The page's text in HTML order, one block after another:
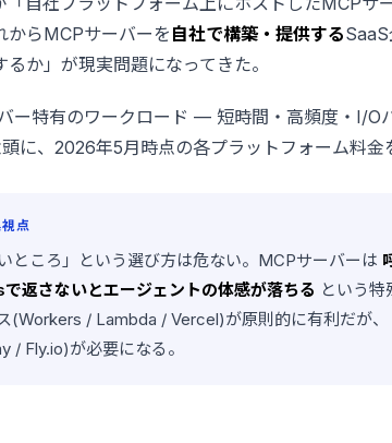
からMCPサーバーを 自社で構築・提供する
か」が現実問題になってきた。
ー特有のワークロード — 短時間・高頻度・I/O
に、2026年5月時点の各プラットフォーム料金
点
ところ」という選び方は危ない。MCPサーバーは
返さないとエージェントの体感が落ちる という
(Workers / Lambda / Vercel)が原則的に有利だが、
/ Fly.io)が必要になる。